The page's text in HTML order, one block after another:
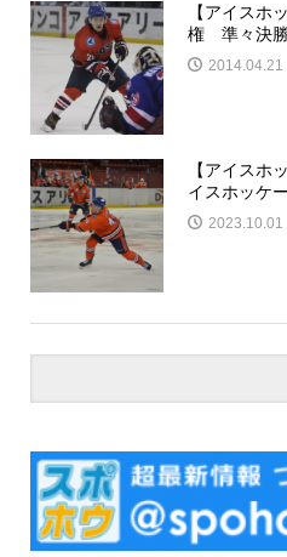
【アイスホ
権 準々決
2014.04.21
【アイスホ
イスホッケー
2023.10.01